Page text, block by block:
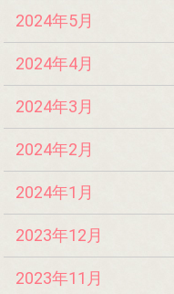
2024年5月
2024年4月
2024年3月
2024年2月
2024年1月
2023年12月
2023年11月